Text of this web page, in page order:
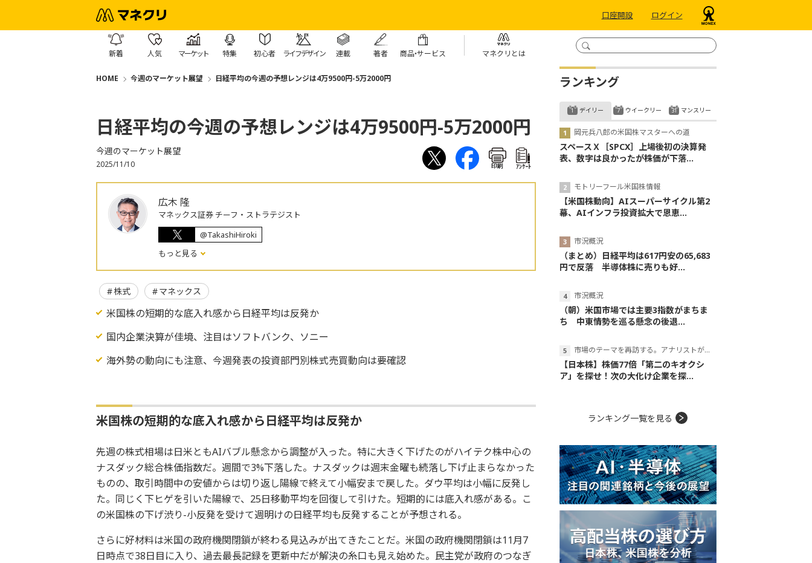
口座開設 ログイン
新着 人気 マーケット 特集 初心者 ライフデザイン 連載 著者 商品・サービス マネクリとは
HOME 今週のマーケット展望 日経平均の今週の予想レンジは4万9500円-5万2000円
日経平均の今週の予想レンジは4万9500円-5万2000円
今週のマーケット展望
2025/11/10 印刷 ｱﾝｹｰﾄ
広木 隆
マネックス証券 チーフ・ストラテジスト
@TakashiHiroki
もっと見る
株式 マネックス
米国株の短期的な底入れ感から日経平均は反発か
国内企業決算が佳境、注目はソフトバンク、ソニー
海外勢の動向にも注意、今週発表の投資部門別株式売買動向は要確認
米国株の短期的な底入れ感から日経平均は反発か
先週の株式相場は日米ともAIバブル懸念から調整が入った。特に大きく下げたのがハイテク株中心の
ナスダック総合株価指数だ。週間で3%下落した。ナスダックは週末金曜も続落し下げ止まらなかった
ものの、取引時間中の安値からは切り返し陽線で終えて小幅安まで戻した。ダウ平均は小幅に反発し
た。同じく下ヒゲを引いた陽線で、25日移動平均を回復して引けた。短期的には底入れ感がある。こ
の米国株の下げ渋り-小反発を受けて週明けの日経平均も反発することが予想される。
さらに好材料は米国の政府機関閉鎖が終わる見込みが出てきたことだ。米国の政府機関閉鎖は11月7
日時点で38日目に入り、過去最長記録を更新中だが解決の糸口も見え始めた。民主党が政府のつなぎ
ランキング
デイリー
岡元兵八郎の米国株マスターへの道
スペースＸ［SPCX］上場後初の決算発
表、数字は良かったが株価が下落...
モトリーフール米国株情報
【米国株動向】AIスーパーサイクル第2
幕、AIインフラ投資拡大で恩恵...
市況概況
（まとめ）日経平均は617円安の65,683
円で反落 半導体株に売りも好...
市況概況
（朝）米国市場では主要3指数がまちま
ち 中東情勢を巡る懸念の後退...
市場のテーマを再訪する。アナリストが読み解くテーマの本質
【日本株】株価77倍「第二のキオクシ
ア」を探せ！次の大化け企業を探...
ウイークリー マンスリー
ランキング一覧を見る